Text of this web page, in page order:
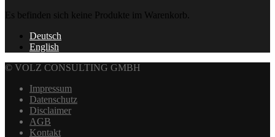
Es befinden sich keine Produkte im Warenkorb.
Deutsch
English
© VOLZ CONSULTING GMBH
Impressum
Datenschutz
Disclaimer
AGB
Kontakt